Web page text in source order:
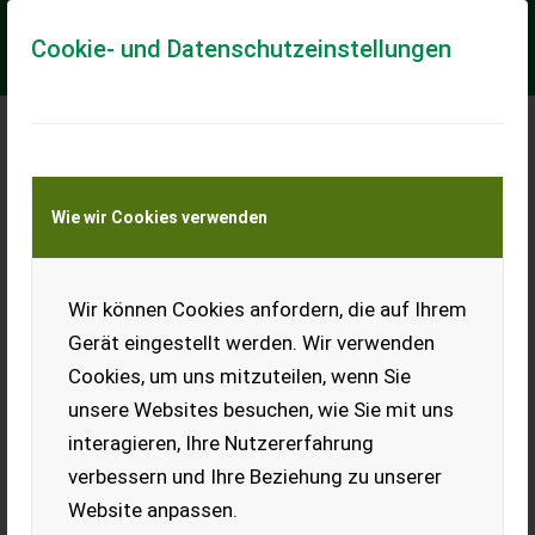
Cookie- und Datenschutzeinstellungen
Wie wir Cookies verwenden
Wir können Cookies anfordern, die auf Ihrem
Gerät eingestellt werden. Wir verwenden
Cookies, um uns mitzuteilen, wenn Sie
unsere Websites besuchen, wie Sie mit uns
interagieren, Ihre Nutzererfahrung
verbessern und Ihre Beziehung zu unserer
Website anpassen.
Meine Transportkostenanfrage
Transport von Land- und Baumaschinen –
KEINE Tiertransporte
Iveco Magirus + Anhänger + Schiebenschild +
Salzstreue
Beleuchtung/Warntafeln ________ Iveco Winterpaket LKW +
Anhänger + Scheibenschild + Salzstreuer KW 309 PS 420 max
26 t Erstzulassung 17.09.2015 ...
EUR 78.421 inkl. 19% MwSt